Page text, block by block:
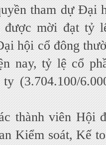
tham dự Đại
được mời đạt tỷ
hội cổ đông
nay, tỷ lệ cổ
(3.704.100/
thành viên Hội
Kiểm soát, Kế